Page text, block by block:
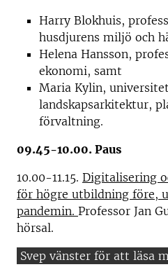
Harry Blokhuis,
husdjurens miljö och
Helena Hansson,
ekonomi, samt
Maria Kylin,
landskapsarkitektur,
förvaltning.
09.45-10.00. Paus
10.00-11.15. Digitalisering
för högre utbildning före,
pandemin. Professor Jan
hörsal.